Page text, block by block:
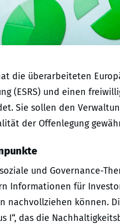
die überarbeiteten
(ESRS) und einen
Sie sollen den
der Offenlegung
und Governance-
Informationen für
nachvollziehen können.
I“, das die